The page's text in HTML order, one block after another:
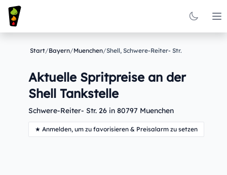
Start/Bayern/Muenchen/Shell, Schwere-Reiter- Str.
Aktuelle Spritpreise an der
Shell Tankstelle
Schwere-Reiter- Str. 26 in 80797 Muenchen
★ Anmelden, um zu favorisieren & Preisalarm zu setzen